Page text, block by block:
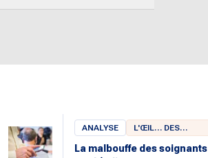
ANALYSE
L'ŒIL… DES
CHERCHEURS
La malbouffe des soignants